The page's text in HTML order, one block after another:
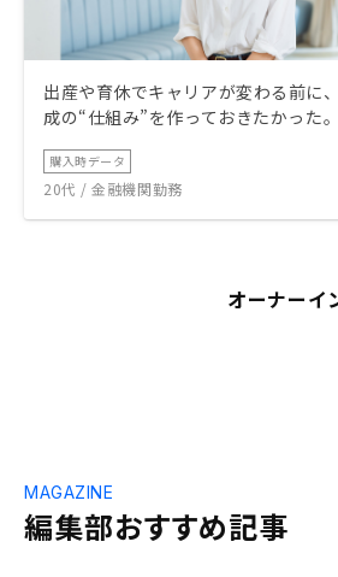
出産や育休でキャリアが変わる前に
成の“仕組み”を作っておきたかった。
購入時データ
20代 / 金融機関勤務
オーナーイ
編集部おすすめ記事
MAGAZINE